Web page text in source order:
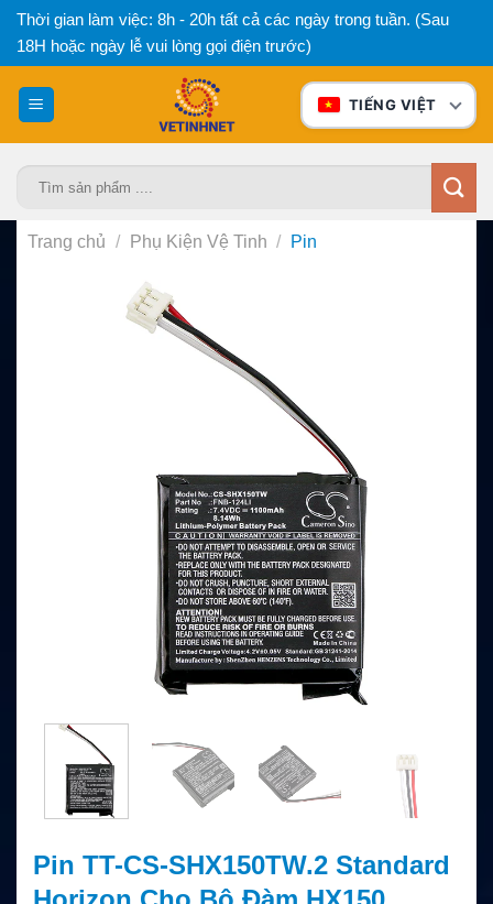
Bỏ
qua
nội
dung
Thời gian làm việc: 8h - 20h tất cả các ngày trong tuần. (Sau
18H hoặc ngày lễ vui lòng gọi điện trước)
TIẾNG VIỆT
Trang chủ / Phụ Kiện Vệ Tinh / Pin
Pin TT-CS-SHX150TW.2 Standard